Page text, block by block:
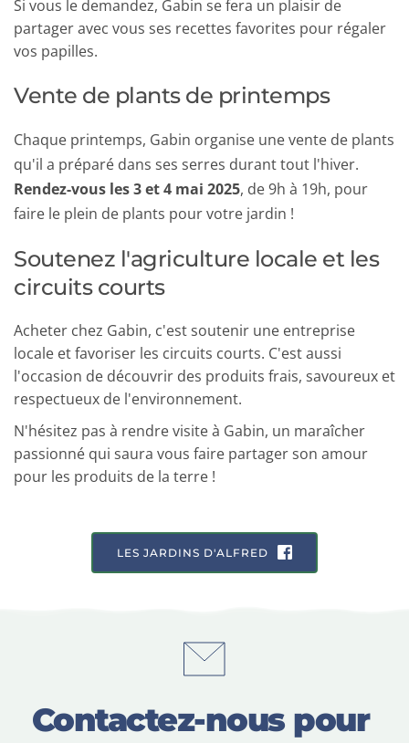
Si vous le demandez, Gabin se fera un plaisir de
partager avec vous ses recettes favorites pour régaler
vos papilles.
Vente de plants de printemps
Chaque printemps, Gabin organise une vente de plants
qu'il a préparé dans ses serres durant tout l'hiver.
Rendez-vous les 3 et 4 mai 2025, de 9h à 19h, pour
faire le plein de plants pour votre jardin !
Soutenez l'agriculture locale et les
circuits courts
Acheter chez Gabin, c'est soutenir une entreprise
locale et favoriser les circuits courts. C'est aussi
l'occasion de découvrir des produits frais, savoureux et
respectueux de l'environnement.
N'hésitez pas à rendre visite à Gabin, un maraîcher
passionné qui saura vous faire partager son amour
pour les produits de la terre !
LES JARDINS D'ALFRED
Contactez-nous pour